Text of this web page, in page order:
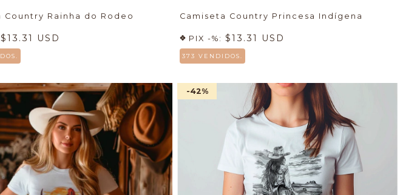
Country Rainha do Rodeo
$13.31 USD
Camiseta Country Princesa Indígena
PIX -%:$13.31 USD
373 VENDIDOS.
-42%